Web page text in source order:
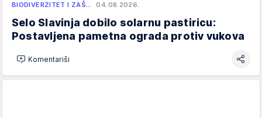
BIODIVERZITET I ZAŠ… 04.08.2026.
Selo Slavinja dobilo solarnu pastiricu:
Postavljena pametna ograda protiv vukova
Komentariši